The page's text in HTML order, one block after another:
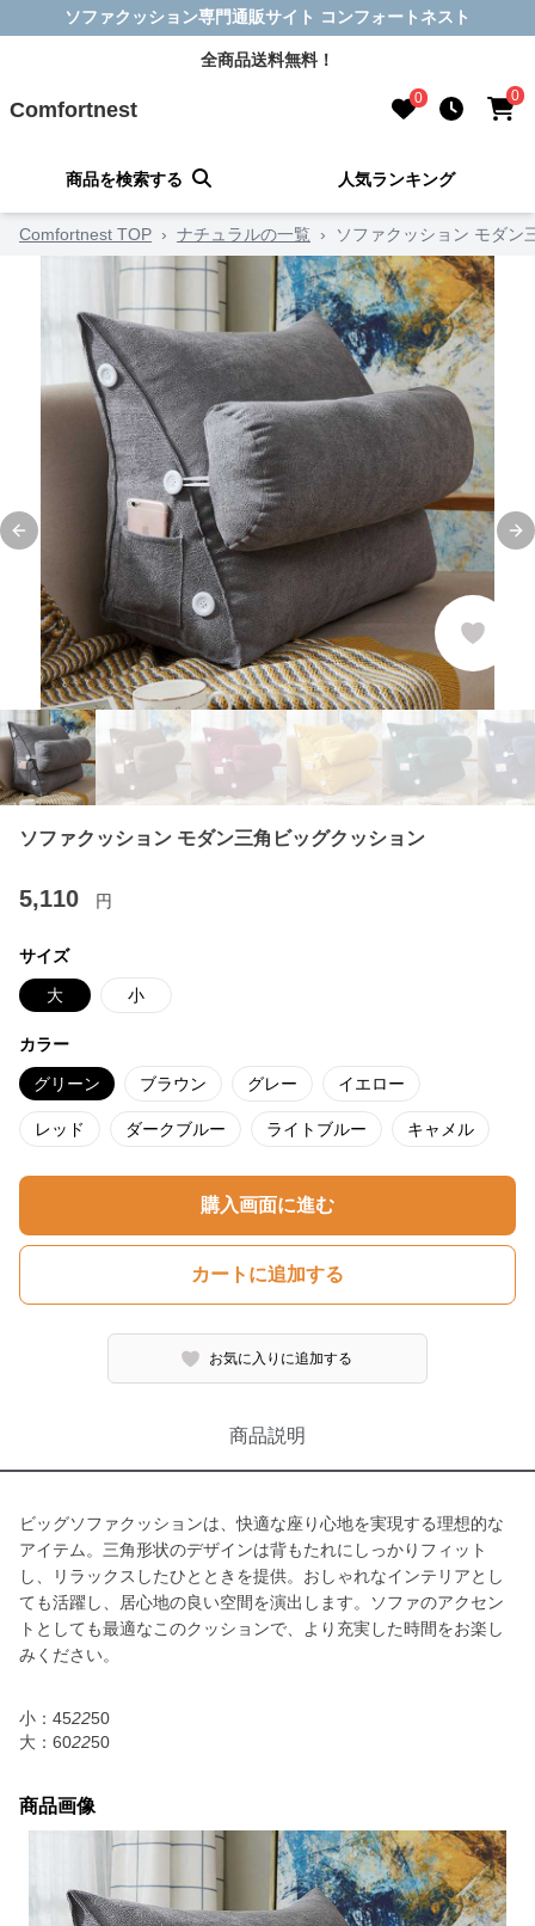
ソファクッション専門通販サイト コンフォートネスト
全商品送料無料！
Comfortnest 0 0
商品を検索する 人気ランキング
Comfortnest TOP › ナチュラルの一覧 › ソファクッション モダン
Previous slide
ソファクッション モダン三角ビッグクッション
5,110 円
サイズ
大 小
カラー
グリーン ブラウン グレー イエロー
レッド ダークブルー ライトブルー キャメル
購入画面に進む
カートに追加する
お気に入りに追加する
商品説明
ビッグソファクッションは、快適な座り心地を実現する理想的な
アイテム。三角形状のデザインは背もたれにしっかりフィット
し、リラックスしたひとときを提供。おしゃれなインテリアとし
ても活躍し、居心地の良い空間を演出します。ソファのアクセン
トとしても最適なこのクッションで、より充実した時間をお楽し
みください。
小：452250
大：602250
商品画像